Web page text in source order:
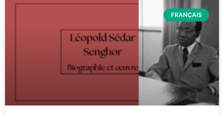
FRANÇAIS